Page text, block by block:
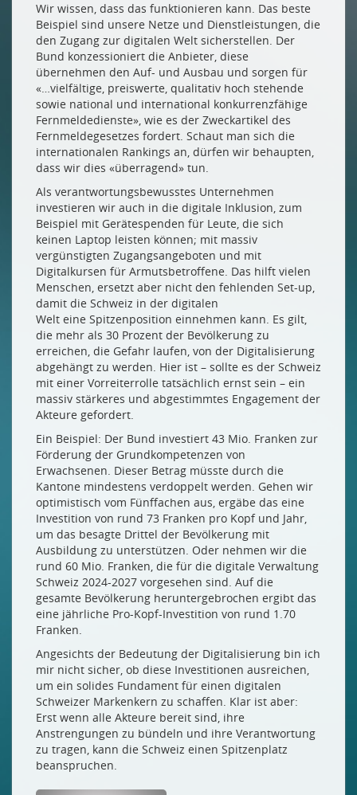
Wir wissen, dass das funktionieren kann. Das beste
Beispiel sind unsere Netze und Dienstleistungen, die
den Zugang zur digitalen Welt sicherstellen. Der
Bund konzessioniert die Anbieter, diese
übernehmen den Auf- und Ausbau und sorgen für
«…vielfältige, preiswerte, qualitativ hoch stehende
sowie national und international konkurrenzfähige
Fernmeldedienste», wie es der Zweckartikel des
Fernmeldegesetzes fordert. Schaut man sich die
internationalen Rankings an, dürfen wir behaupten,
dass wir dies «überragend» tun.
Als verantwortungsbewusstes Unternehmen
investieren wir auch in die digitale Inklusion, zum
Beispiel mit Gerätespenden für Leute, die sich
keinen Laptop leisten können; mit massiv
vergünstigten Zugangsangeboten und mit
Digitalkursen für Armutsbetroffene. Das hilft vielen
Menschen, ersetzt aber nicht den fehlenden Set-up,
damit die Schweiz in der digitalen
Welt eine Spitzenposition einnehmen kann. Es gilt,
die mehr als 30 Prozent der Bevölkerung zu
erreichen, die Gefahr laufen, von der Digitalisierung
abgehängt zu werden. Hier ist – sollte es der Schweiz
mit einer Vorreiterrolle tatsächlich ernst sein – ein
massiv stärkeres und abgestimmtes Engagement der
Akteure gefordert.
Ein Beispiel: Der Bund investiert 43 Mio. Franken zur
Förderung der Grundkompetenzen von
Erwachsenen. Dieser Betrag müsste durch die
Kantone mindestens verdoppelt werden. Gehen wir
optimistisch vom Fünffachen aus, ergäbe das eine
Investition von rund 73 Franken pro Kopf und Jahr,
um das besagte Drittel der Bevölkerung mit
Ausbildung zu unterstützen. Oder nehmen wir die
rund 60 Mio. Franken, die für die digitale Verwaltung
Schweiz 2024-2027 vorgesehen sind. Auf die
gesamte Bevölkerung heruntergebrochen ergibt das
eine jährliche Pro-Kopf-Investition von rund 1.70
Franken.
Angesichts der Bedeutung der Digitalisierung bin ich
mir nicht sicher, ob diese Investitionen ausreichen,
um ein solides Fundament für einen digitalen
Schweizer Markenkern zu schaffen. Klar ist aber:
Erst wenn alle Akteure bereit sind, ihre
Anstrengungen zu bündeln und ihre Verantwortung
zu tragen, kann die Schweiz einen Spitzenplatz
beanspruchen.